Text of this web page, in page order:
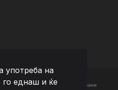
употреба на
го еднаш и ќе
Macedonia - Сите права задржани